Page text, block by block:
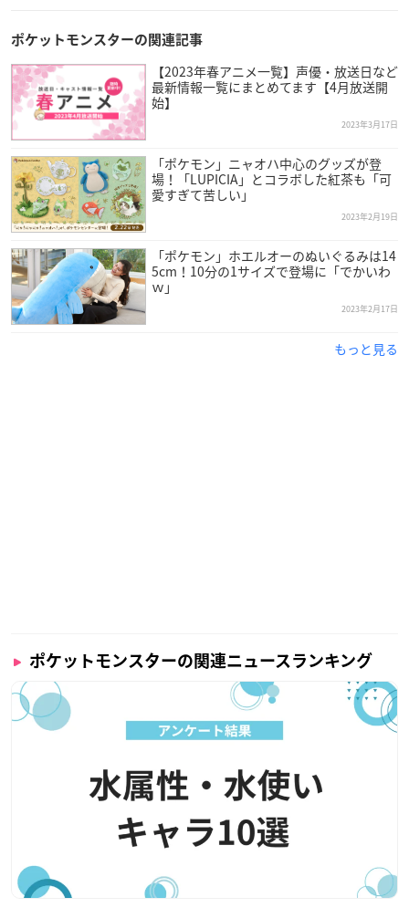
ポケットモンスターの関連記事
【2023年春アニメ一覧】声優・放送日など
最新情報一覧にまとめてます【4月放送開
始】
2023年3月17日
「ポケモン」ニャオハ中心のグッズが登
場！「LUPICIA」とコラボした紅茶も「可
愛すぎて苦しい」
2023年2月19日
「ポケモン」ホエルオーのぬいぐるみは14
5cm！10分の1サイズで登場に「でかいわ
ｗ」
2023年2月17日
もっと見る
ポケットモンスターの関連ニュースランキング